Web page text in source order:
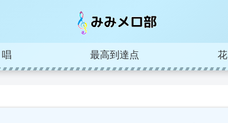
唱 最高到達点 花